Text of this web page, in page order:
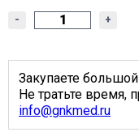
- +
Закупаете
Не тратьте время,
info@gnkmed.ru